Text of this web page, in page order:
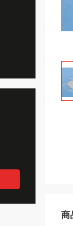
商